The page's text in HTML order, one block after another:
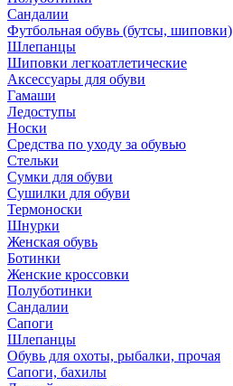
Сандалии
Футбольная обувь (бутсы, шиповки)
Шлепанцы
Шиповки легкоатлетические
Аксессуары для обуви
Гамаши
Ледоступы
Носки
Средства по уходу за обувью
Стельки
Сумки для обуви
Сушилки для обуви
Термоноски
Шнурки
Женская обувь
Ботинки
Женские кроссовки
Полуботинки
Сандалии
Сапоги
Шлепанцы
Обувь для охоты, рыбалки, прочая
Сапоги, бахилы